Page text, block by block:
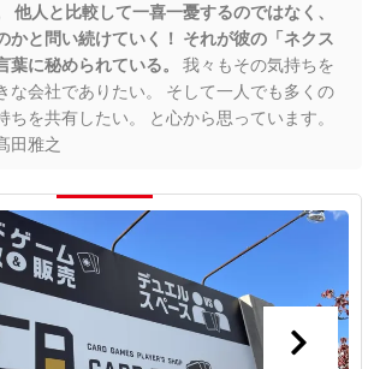
他人と比較して一喜一憂するのではなく、
かと問い続けていく！ それが彼の「ネクス
葉に秘められている。
我々もその気持ちを
な会社でありたい。 そして一人でも多くの
ちを共有したい。 と心から思っています。
田雅之